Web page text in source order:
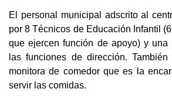
El personal municipal adscrito al
por 8 Técnicos de Educación Infantil
que ejercen función de apoyo) y una
las funciones de dirección.
monitora de comedor que es la
servir las comidas.